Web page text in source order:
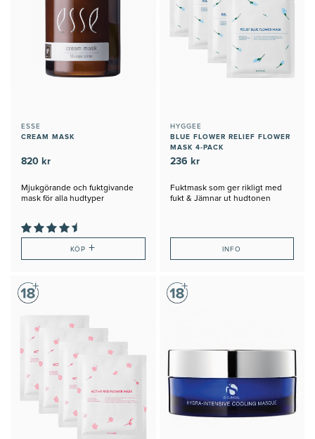
ESSE
CREAM MASK
820 kr
Mjukgörande och fuktgivande
mask för alla hudtyper
KÖP+
HYGGEE
BLUE FLOWER RELIEF FLOWER
MASK 4-PACK
236 kr
Fuktmask som ger rikligt med
fukt & Jämnar ut hudtonen
INFO